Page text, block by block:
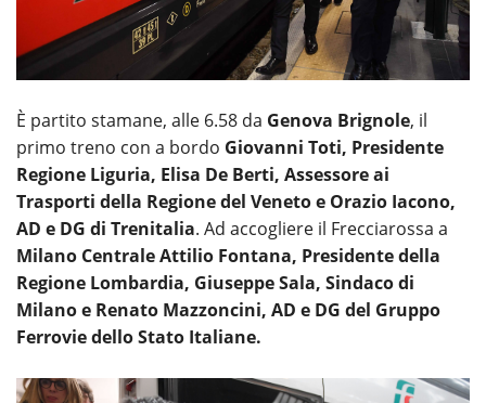
È partito stamane, alle 6.58 da Genova Brignole, il
primo treno con a bordo Giovanni Toti, Presidente
Regione Liguria, Elisa De Berti, Assessore ai
Trasporti della Regione del Veneto e Orazio Iacono,
AD e DG di Trenitalia. Ad accogliere il Frecciarossa a
Milano Centrale Attilio Fontana, Presidente della
Regione Lombardia, Giuseppe Sala, Sindaco di
Milano e Renato Mazzoncini, AD e DG del Gruppo
Ferrovie dello Stato Italiane.